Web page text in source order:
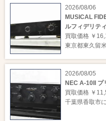
2026/08/06
MUSICAL
ルフィデリティ
買取価格 ￥
東京都東久留
2026/08/05
NEC A-10II プ
買取価格 ￥
千葉県香取市